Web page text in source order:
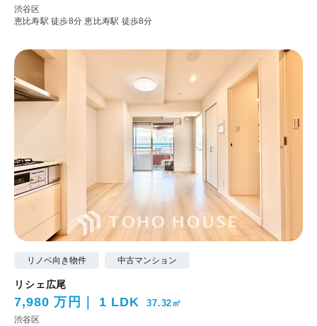
渋谷区
恵比寿駅 徒歩8分恵比寿駅 徒歩8分
リノベ向き物件 中古マンション
リシェ広尾
7,980 万円 1 LDK 37.32㎡
渋谷区